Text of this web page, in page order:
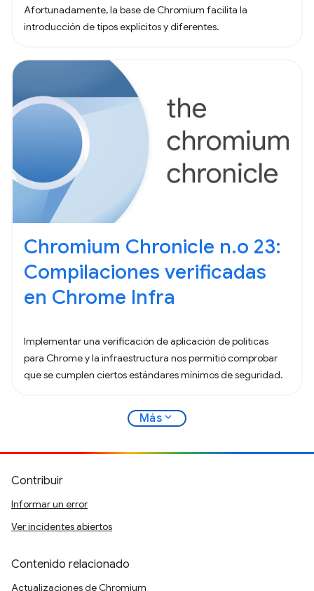
Afortunadamente, la base de Chromium facilita la
introducción de tipos explícitos y diferentes.
Chromium Chronicle n.o 23:
Compilaciones verificadas
en Chrome Infra
Implementar una verificación de aplicación de políticas
para Chrome y la infraestructura nos permitió comprobar
que se cumplen ciertos estándares mínimos de seguridad.
Más expand_more
Contribuir
Informar un error
Ver incidentes abiertos
Contenido relacionado
Actualizaciones de Chromium